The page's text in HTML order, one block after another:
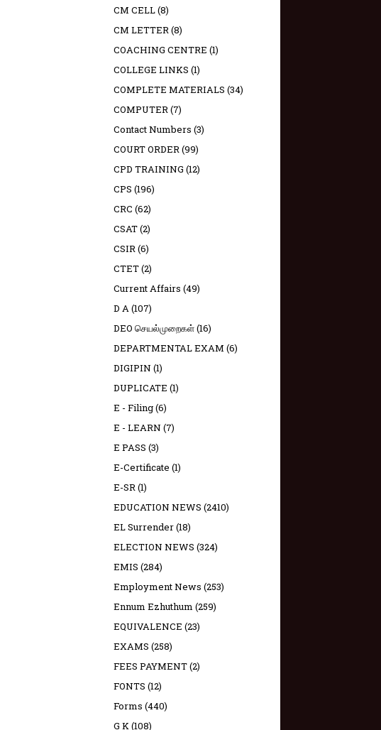
CM CELL(8)
CM LETTER(8)
COACHING CENTRE (1)
COLLEGE LINKS (1)
COMPLETE MATERIALS (34)
COMPUTER(7)
Contact Numbers (3)
COURT ORDER(99)
CPD TRAINING (12)
CPS (196)
CRC (62)
CSAT(2)
CSIR(6)
CTET(2)
Current Affairs (49)
D A(107)
DEO செயல்முறைகள்(16)
DEPARTMENTAL EXAM (6)
DIGIPIN (1)
DUPLICATE (1)
E - Filing(6)
E - LEARN (7)
E PASS (3)
E-Certificate (1)
E-SR(1)
EDUCATION NEWS (2410)
EL Surrender(18)
ELECTION NEWS (324)
EMIS (284)
Employment News (253)
Ennum Ezhuthum (259)
EQUIVALENCE (23)
EXAMS (258)
FEES PAYMENT(2)
FONTS (12)
Forms (440)
G K(108)